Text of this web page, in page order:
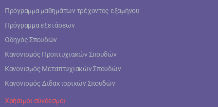
Πρόγραμμα μαθημάτων τρέχοντος εξαμήνου
Πρόγραμμα εξετάσεων
Οδηγός Σπουδών
Κανονισμός Προπτυχιακών Σπουδών
Κανονισμός Μεταπτυχιακών Σπουδών
Κανονισμός Διδακτορικών Σπουδών
Χρήσιμοι σύνδεσμοι